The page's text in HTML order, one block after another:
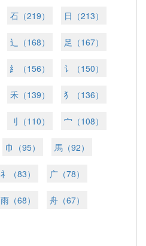
石（219） 日（213）
辶（168） 足（167）
糹（156） 讠（150）
禾（139） 犭（136）
刂（110） 宀（108）
巾（95） 馬（92）
礻（83） 广（78）
雨（68） 舟（67）